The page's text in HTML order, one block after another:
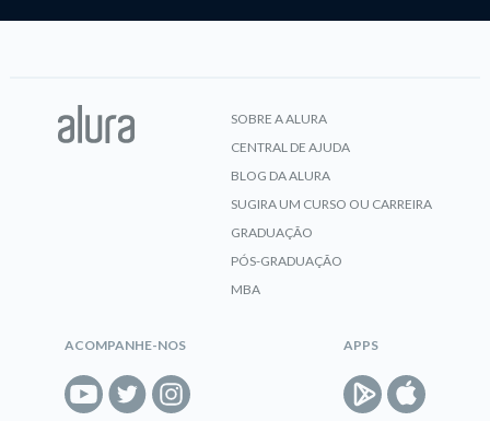
SOBRE A ALURA
CENTRAL DE AJUDA
BLOG DA ALURA
SUGIRA UM CURSO OU CARREIRA
GRADUAÇÃO
PÓS-GRADUAÇÃO
MBA
ACOMPANHE-NOS APPS